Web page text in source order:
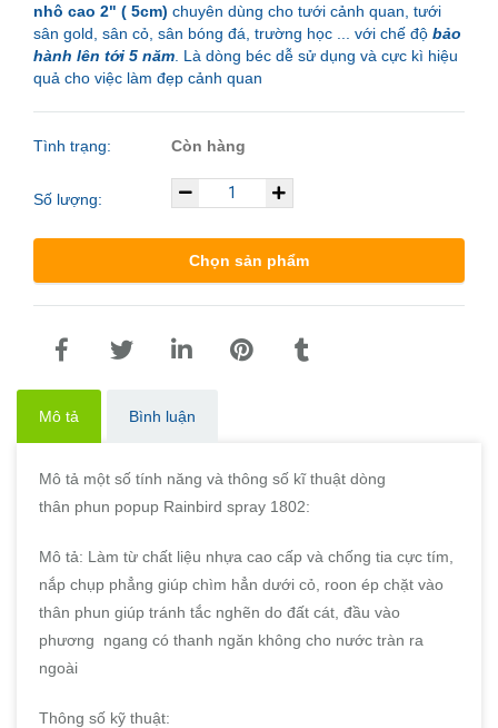
nhô cao 2" ( 5cm) chuyên dùng cho tưới cảnh quan, tưới
sân gold, sân cỏ, sân bóng đá, trường học ... với chế độ bảo
hành lên tới 5 năm . Là dòng béc dễ sử dụng và cực kì hiệu
quả cho việc làm đẹp cảnh quan
Tình trạng: Còn hàng
Số lượng:
Chọn sản phẩm
Mô tả Bình luận
Mô tả một số tính năng và thông số kĩ thuật dòng
thân phun popup Rainbird spray 1802:
Mô tả: Làm từ chất liệu nhựa cao cấp và chống tia cực tím,
nắp chụp phẳng giúp chìm hẳn dưới cỏ, roon ép chặt vào
thân phun giúp tránh tắc nghẽn do đất cát, đầu vào
phương ngang có thanh ngăn không cho nước tràn ra
ngoài
Thông số kỹ thuật: